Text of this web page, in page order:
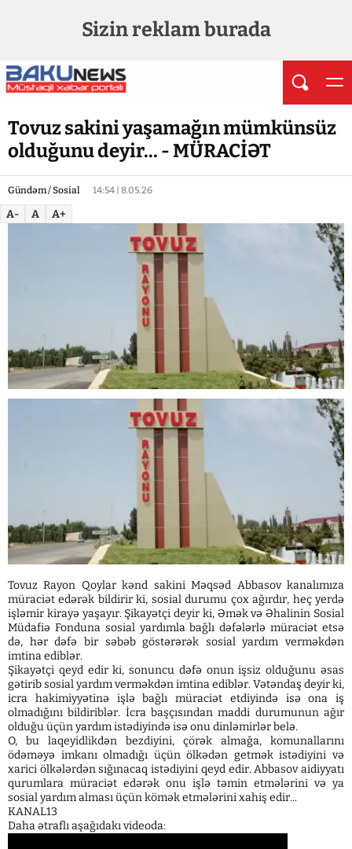
Sizin reklam burada
Tovuz sakini yaşamağın mümkünsüz
olduğunu deyir... - MÜRACİƏT
Gündəm / Sosial 14:54 | 8.05.26
A- A A+
Tovuz Rayon Qoylar kənd sakini Məqsəd Abbasov kanalımıza
müraciət edərək bildirir ki, sosial durumu çox ağırdır, heç yerdə
işləmir kirayə yaşayır. Şikayətçi deyir ki, Əmək və Əhalinin Sosial
Müdafiə Fonduna sosial yardımla bağlı dəfələrlə müraciət etsə
də, hər dəfə bir səbəb göstərərək sosial yardım verməkdən
imtina ediblər.
Şikayətçi qeyd edir ki, sonuncu dəfə onun işsiz olduğunu əsas
gətirib sosial yardım verməkdən imtina ediblər. Vətəndaş deyir ki,
icra hakimiyyətinə işlə bağlı müraciət etdiyində isə ona iş
olmadığını bildiriblər. İcra başçısından maddi durumunun ağır
olduğu üçün yardım istədiyində isə onu dinləmirlər belə.
O, bu laqeyidlikdən bezdiyini, çörək almağa, komunallarını
ödəməyə imkanı olmadığı üçün ölkədən getmək istədiyini və
xarici ölkələrdən sığınacaq istədiyini qeyd edir. Abbasov aidiyyatı
qurumlara müraciət edərək onu işlə təmin etmələrini və ya
sosial yardım alması üçün kömək etmələrini xahiş edir...
KANAL13
Daha ətraflı aşağıdakı videoda: